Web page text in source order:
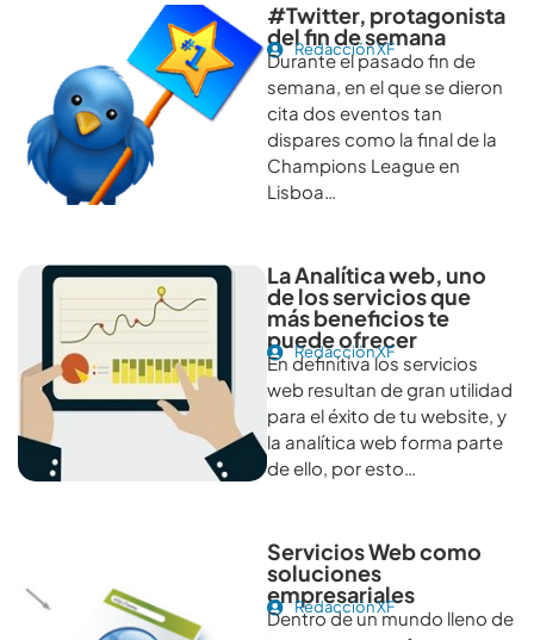
#Twitter, protagonista
del fin de semana
Redacción XF
Durante el pasado fin de
semana, en el que se dieron
cita dos eventos tan
dispares como la final de la
Champions League en
Lisboa…
La Analítica web, uno
de los servicios que
más beneficios te
puede ofrecer
Redacción XF
En definitiva los servicios
web resultan de gran utilidad
para el éxito de tu website, y
la analítica web forma parte
de ello, por esto…
Servicios Web como
soluciones
empresariales
Redacción XF
Dentro de un mundo lleno de